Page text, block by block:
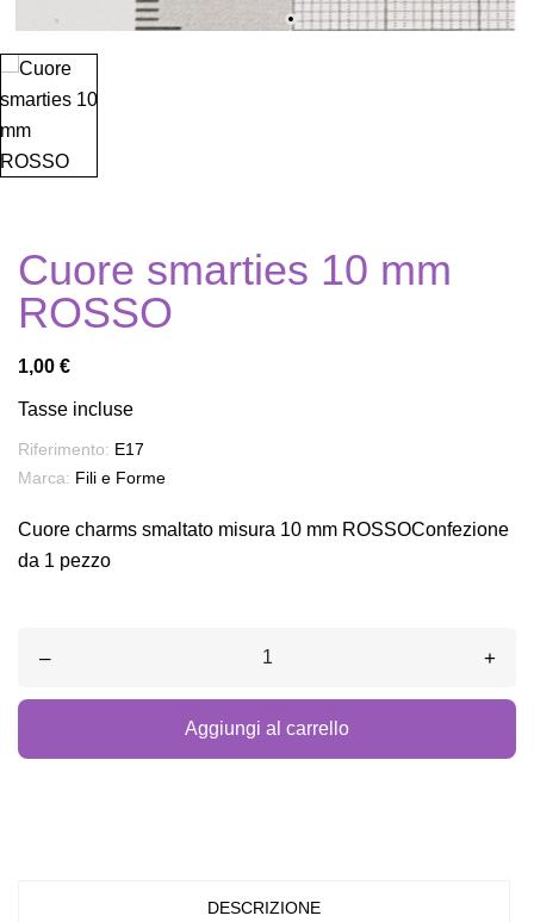
Cuore smarties 10 mm
ROSSO
1,00 €
Tasse incluse
Riferimento: E17
Marca: Fili e Forme
Cuore charms smaltato misura 10 mm ROSSOConfezione
da 1 pezzo
– +
Aggiungi al carrello
DESCRIZIONE